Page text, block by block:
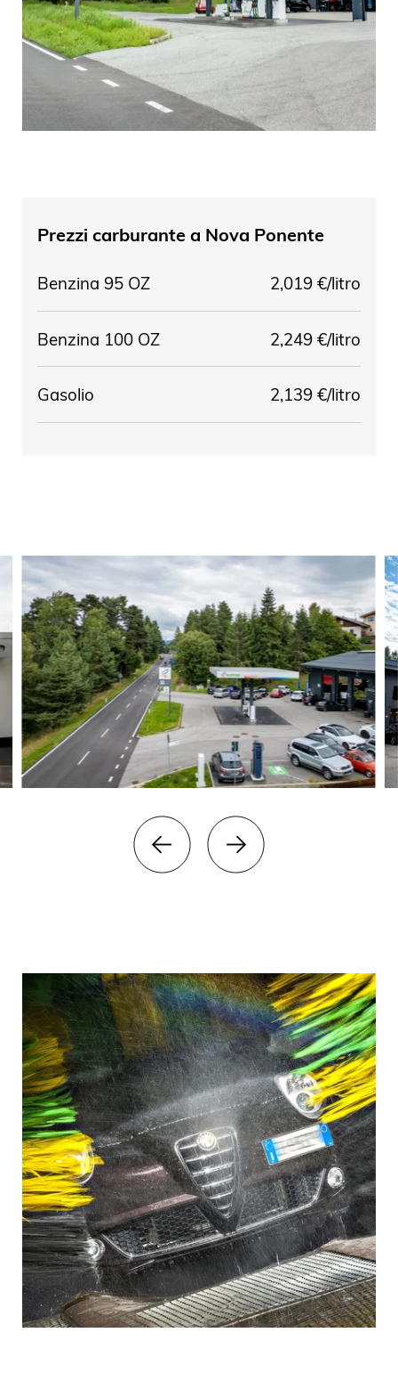
Prezzi carburante a Nova Ponente
Benzina 95 OZ 2,019 €/litro
Benzina 100 OZ 2,249 €/litro
Gasolio 2,139 €/litro